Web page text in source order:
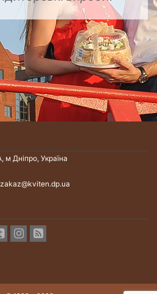
м Дніпро, Україна
zakaz@kviten.dp.ua